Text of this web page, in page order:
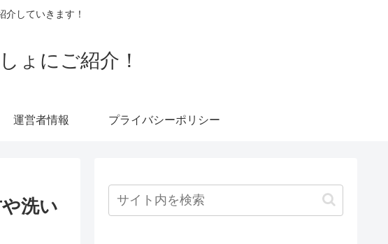
していきます！
ょにご紹介！
運営者情報 プライバシーポリシー
洗い